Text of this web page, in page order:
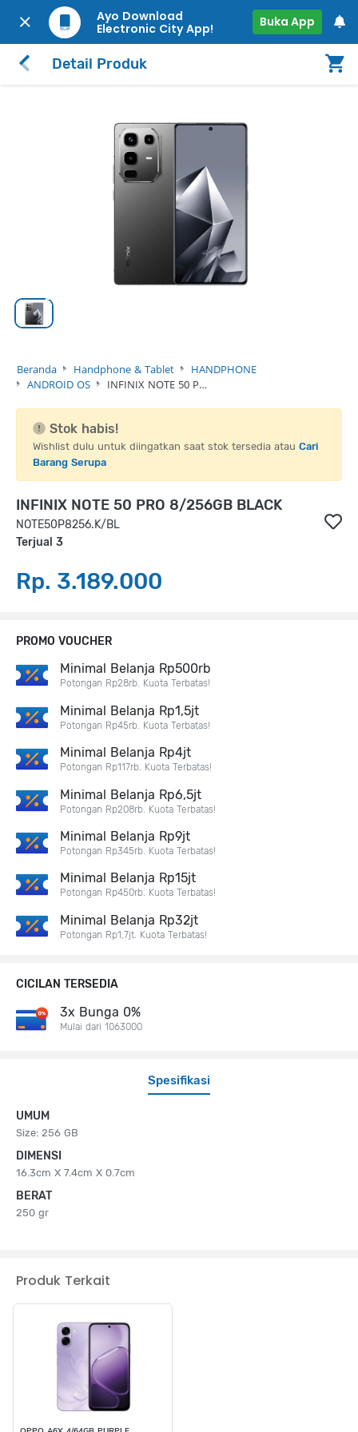
Ayo Download
Electronic City App!
Buka App
Detail Produk
Beranda Handphone & Tablet
HANDPHONE
ANDROID OS
INFINIX NOTE 50 P…
Stok habis!
Wishlist dulu untuk diingatkan saat stok tersedia atau Cari
Barang Serupa
INFINIX NOTE 50 PRO 8/256GB BLACK
NOTE50P8256.K/BL
Terjual 3
Rp. 3.189.000
Spesifikasi
UMUM
Size: 256 GB
DIMENSI
16.3cm X 7.4cm X 0.7cm
BERAT
250 gr
PROMO VOUCHER
Minimal Belanja Rp500rb
Potongan Rp28rb. Kuota Terbatas!
Minimal Belanja Rp1,5jt
Potongan Rp45rb. Kuota Terbatas!
Minimal Belanja Rp4jt
Potongan Rp117rb. Kuota Terbatas!
Minimal Belanja Rp6,5jt
Potongan Rp208rb. Kuota Terbatas!
Minimal Belanja Rp9jt
Potongan Rp345rb. Kuota Terbatas!
Minimal Belanja Rp15jt
Potongan Rp450rb. Kuota Terbatas!
Minimal Belanja Rp32jt
Potongan Rp1,7jt. Kuota Terbatas!
CICILAN TERSEDIA
3x Bunga 0%
Mulai dari 1063000
Produk Terkait